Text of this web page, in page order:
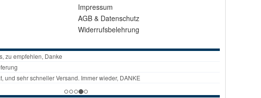
Impressum
AGB & Datenschutz
Widerrufsbelehrung